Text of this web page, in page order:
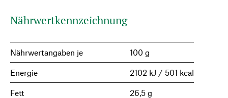
Nährwertkennzeichnung
Nährwertangaben je 100 g
Energie 2102 kJ / 501 kcal
Fett 26,5 g